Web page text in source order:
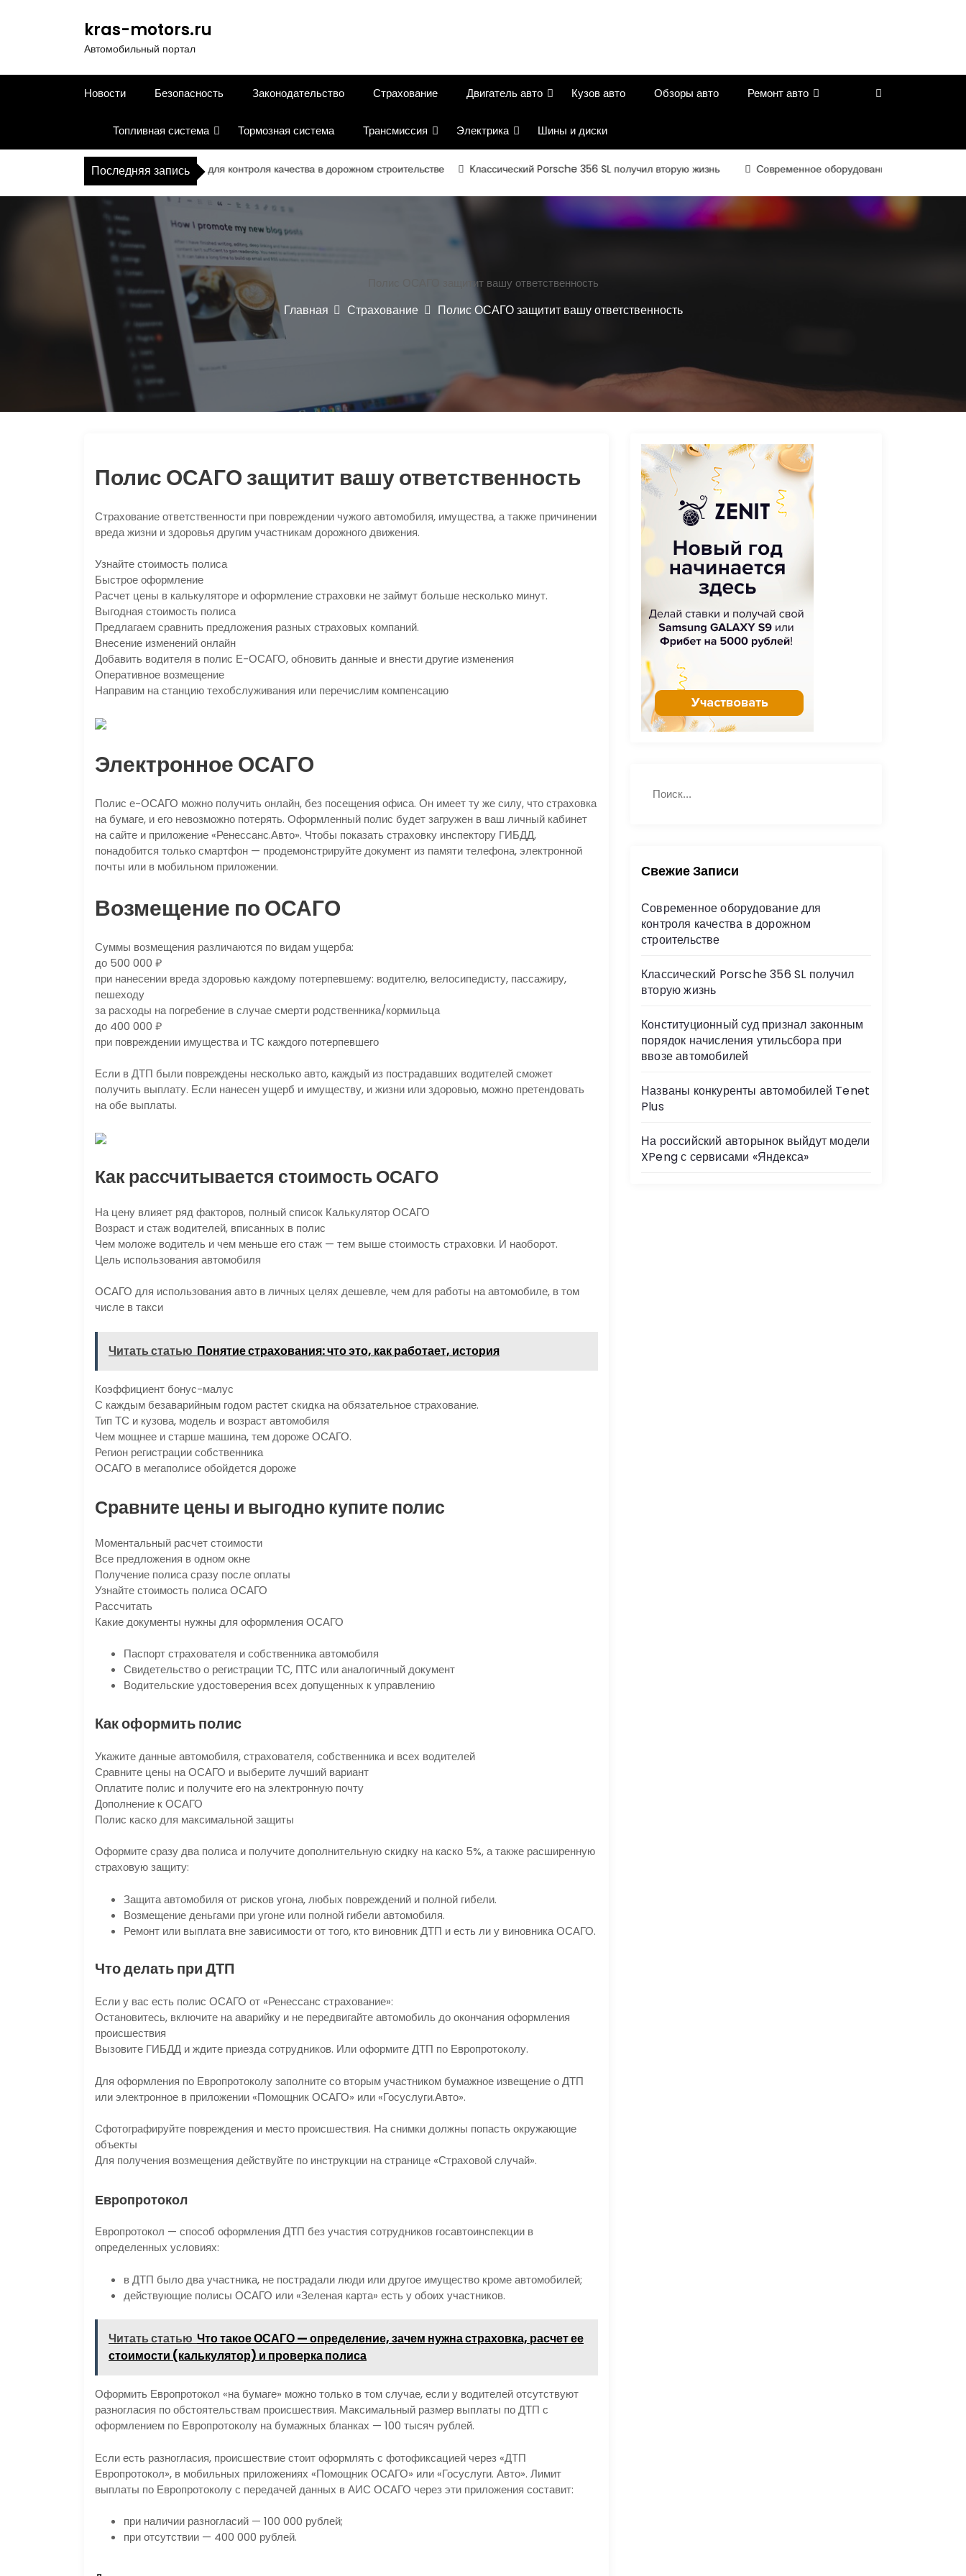
о
р
kras-motors.ru
Автомобильный портал
Новости Безопасность Законодательство Страхование Двигатель авто Кузов авто Обзоры авто Ремонт авто
Топливная система Тормозная система Трансмиссия Электрика Шины и диски
Последняя запись
Современное оборудование для контроля качества в дорожном строительстве Классический Porsche 356 SL получил вторую жизнь Современное оборудование для контроля
Полис ОСАГО защитит вашу ответственность
Главная Страхование Полис ОСАГО защитит вашу ответственность
Полис ОСАГО защитит вашу ответственность
Страхование ответственности при повреждении чужого автомобиля, имущества, а также причинении
вреда жизни и здоровья другим участникам дорожного движения.
Узнайте стоимость полиса
Быстрое оформление
Расчет цены в калькуляторе и оформление страховки не займут больше несколько минут.
Выгодная стоимость полиса
Предлагаем сравнить предложения разных страховых компаний.
Внесение изменений онлайн
Добавить водителя в полис Е-ОСАГО, обновить данные и внести другие изменения
Оперативное возмещение
Направим на станцию техобслуживания или перечислим компенсацию
Электронное ОСАГО
Полис е-ОСАГО можно получить онлайн, без посещения офиса. Он имеет ту же силу, что страховка
на бумаге, и его невозможно потерять. Оформленный полис будет загружен в ваш личный кабинет
на сайте и приложение «Ренессанс.Авто». Чтобы показать страховку инспектору ГИБДД,
понадобится только смартфон — продемонстрируйте документ из памяти телефона, электронной
почты или в мобильном приложении.
Возмещение по ОСАГО
Суммы возмещения различаются по видам ущерба:
до 500 000 ₽
при нанесении вреда здоровью каждому потерпевшему: водителю, велосипедисту, пассажиру,
пешеходу
за расходы на погребение в случае смерти родственника/кормильца
до 400 000 ₽
при повреждении имущества и ТС каждого потерпевшего
Если в ДТП были повреждены несколько авто, каждый из пострадавших водителей сможет
получить выплату. Если нанесен ущерб и имуществу, и жизни или здоровью, можно претендовать
на обе выплаты.
Как рассчитывается стоимость ОСАГО
На цену влияет ряд факторов, полный список Калькулятор ОСАГО
Возраст и стаж водителей, вписанных в полис
Чем моложе водитель и чем меньше его стаж — тем выше стоимость страховки. И наоборот.
Цель использования автомобиля
ОСАГО для использования авто в личных целях дешевле, чем для работы на автомобиле, в том
числе в такси
Читать статью Понятие страхования: что это, как работает, история
Коэффициент бонус-малус
С каждым безаварийным годом растет скидка на обязательное страхование.
Тип ТС и кузова, модель и возраст автомобиля
Чем мощнее и старше машина, тем дороже ОСАГО.
Регион регистрации собственника
ОСАГО в мегаполисе обойдется дороже
Сравните цены и выгодно купите полис
Моментальный расчет стоимости
Все предложения в одном окне
Получение полиса сразу после оплаты
Узнайте стоимость полиса ОСАГО
Рассчитать
Какие документы нужны для оформления ОСАГО
Паспорт страхователя и собственника автомобиля
Свидетельство о регистрации ТС, ПТС или аналогичный документ
Водительские удостоверения всех допущенных к управлению
Как оформить полис
Укажите данные автомобиля, страхователя, собственника и всех водителей
Сравните цены на ОСАГО и выберите лучший вариант
Оплатите полис и получите его на электронную почту
Дополнение к ОСАГО
Полис каско для максимальной защиты
Оформите сразу два полиса и получите дополнительную скидку на каско 5%, а также расширенную
страховую защиту:
Защита автомобиля от рисков угона, любых повреждений и полной гибели.
Возмещение деньгами при угоне или полной гибели автомобиля.
Ремонт или выплата вне зависимости от того, кто виновник ДТП и есть ли у виновника ОСАГО.
Что делать при ДТП
Если у вас есть полис ОСАГО от «Ренессанс страхование»:
Остановитесь, включите на аварийку и не передвигайте автомобиль до окончания оформления
происшествия
Вызовите ГИБДД и ждите приезда сотрудников. Или оформите ДТП по Европротоколу.
Для оформления по Европротоколу заполните со вторым участником бумажное извещение о ДТП
или электронное в приложении «Помощник ОСАГО» или «Госуслуги.Авто».
Сфотографируйте повреждения и место происшествия. На снимки должны попасть окружающие
объекты
Для получения возмещения действуйте по инструкции на странице «Страховой случай».
Европротокол
Европротокол — способ оформления ДТП без участия сотрудников госавтоинспекции в
определенных условиях:
в ДТП было два участника, не пострадали люди или другое имущество кроме автомобилей;
действующие полисы ОСАГО или «Зеленая карта» есть у обоих участников.
Читать статью Что такое ОСАГО — определение, зачем нужна страховка, расчет ее
стоимости (калькулятор) и проверка полиса
Оформить Европротокол «на бумаге» можно только в том случае, если у водителей отсутствуют
разногласия по обстоятельствам происшествия. Максимальный размер выплаты по ДТП с
оформлением по Европротоколу на бумажных бланках — 100 тысяч рублей.
Если есть разногласия, происшествие стоит оформлять с фотофиксацией через «ДТП
Европротокол», в мобильных приложениях «Помощник ОСАГО» или «Госуслуги. Авто». Лимит
выплаты по Европротоколу с передачей данных в АИС ОСАГО через эти приложения составит:
при наличии разногласий — 100 000 рублей;
при отсутствии — 400 000 рублей.
:Свежие Записи
Современное оборудование для
контроля качества в дорожном
строительстве
Классический Porsche 356 SL получил
вторую жизнь
Конституционный суд признал законным
порядок начисления утильсбора при
ввозе автомобилей
Названы конкуренты автомобилей Tenet
Plus
На российский авторынок выйдут модели
XPeng с сервисами «Яндекса»